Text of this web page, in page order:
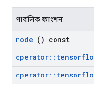
পাবলিক ফাংশন
node () const
operator::
operator::